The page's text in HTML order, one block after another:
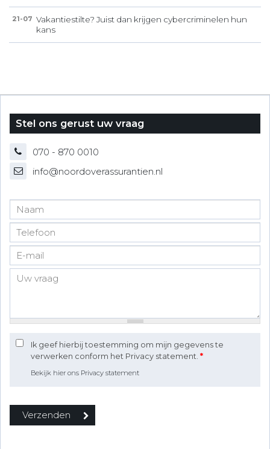
21-07 Vakantiestilte? Juist dan krijgen cybercriminelen hun
kans
Stel ons gerust uw vraag
070 - 870 0010
info@noordoverassurantien.nl
Ik geef hierbij toestemming om mijn gegevens te
verwerken conform het Privacy statement. *
Bekijk hier ons Privacy statement